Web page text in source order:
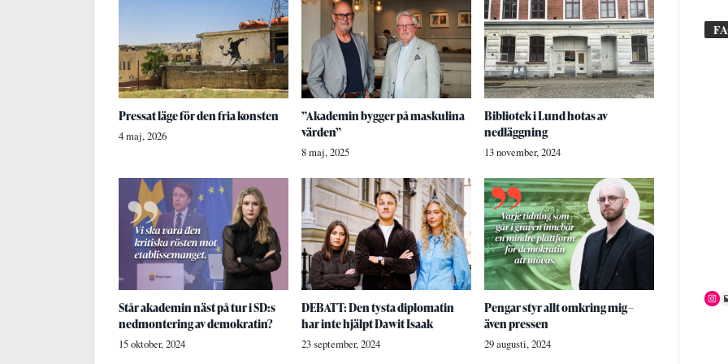
Pressat läge för den fria konsten
4 maj, 2026
”Akademin bygger på maskulina
värden”
8 maj, 2025
Bibliotek i Lund hotas av
nedläggning
13 november, 2024
Står akademin näst på tur i SD:s
nedmontering av demokratin?
15 oktober, 2024
DEBATT: Den tysta diplomatin
har inte hjälpt Dawit Isaak
23 september, 2024
Pengar styr allt omkring mig –
även pressen
29 augusti, 2024